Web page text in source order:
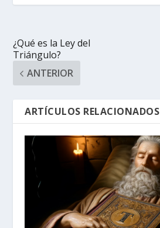
¿Qué es la Ley del
Triángulo?
ANTERIOR
ARTÍCULOS RELACIONADOS